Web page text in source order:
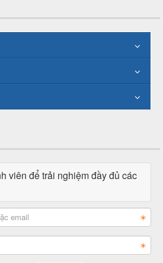
viên để trải nghiệm đầy đủ các